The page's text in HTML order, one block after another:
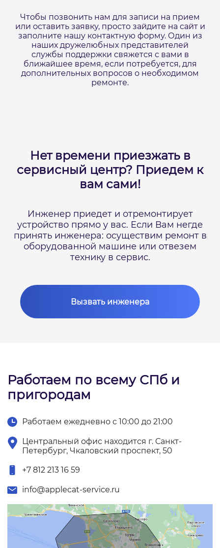
Чтобы позвонить нам для записи на прием
или оставить заявку, просто зайдите на сайт и
заполните нашу контактную форму. Один из
наших дружелюбных представителей
службы поддержки свяжется с вами в
ближайшее время, если потребуется, для
дополнительных вопросов о необходимом
ремонте.
Нет времени приезжать в
сервисный центр? Приедем к
вам сами!
Инженер приедет и отремонтирует
устройство прямо у вас. Если Вам негде
принять инженера: осуществим ремонт в
оборудованной машине или отвезем
технику в сервис.
Вызвать инженера
Работаем по всему СПб и
пригородам
Работаем ежедневно с 10:00 до 21:00
Центральный офис находится г. Санкт-
Петербург, Чкаловский проспект, 50
+7 812 213 16 59
info@applecat-service.ru